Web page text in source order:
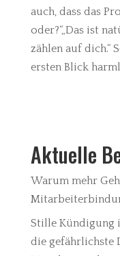
auch, dass das
oder?“„Das ist
zählen auf dich.“
ersten Blick
Aktuelle
Warum mehr
Stille Kündigung
die gefährlichste